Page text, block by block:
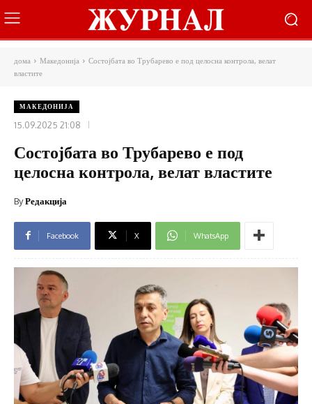
дома Македонија
Состојбата во Трубарево е под целосна контрола, велат
властите
МАКЕДОНИЈА
15.09.2025 21:08
Состојбата во Трубарево е под
целосна контрола, велат властите
ByРедакција
Facebook X WhatsApp